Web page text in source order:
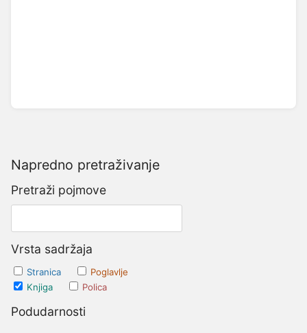
Napredno pretraživanje
Pretraži pojmove
Vrsta sadržaja
Stranica
Poglavlje
Knjiga
Polica
Podudarnosti